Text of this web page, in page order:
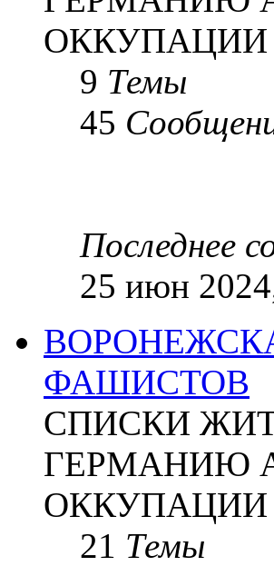
ОККУПАЦИИ
9 Темы
45
Последнее
25 июн
ФАШИСТОВ
СПИСКИ
ГЕРМАНИЮ
ОККУПАЦИИ
21 Темы